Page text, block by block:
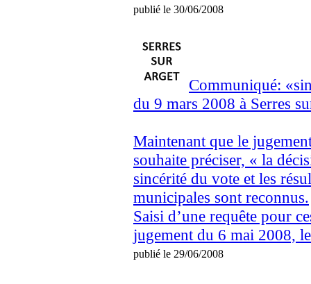
publié le 30/06/2008
Communiqué:
du 9 mars 2008 à Serres
Maintenant que le
souhaite préciser, « la
sincérité du vote et les
municipales sont reconnus.
Saisi d’une requête pour
jugement du 6 mai 2008,
publié le 29/06/2008